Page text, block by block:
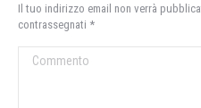
Il tuo indirizzo email non verrà
contrassegnati *
Commento